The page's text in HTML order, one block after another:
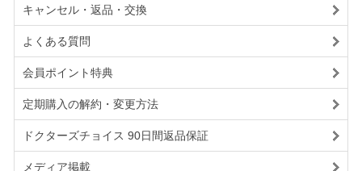
キャンセル・返品・交換
よくある質問
会員ポイント特典
定期購入の解約・変更方法
ドクターズチョイス 90日間返品保証
メディア掲載